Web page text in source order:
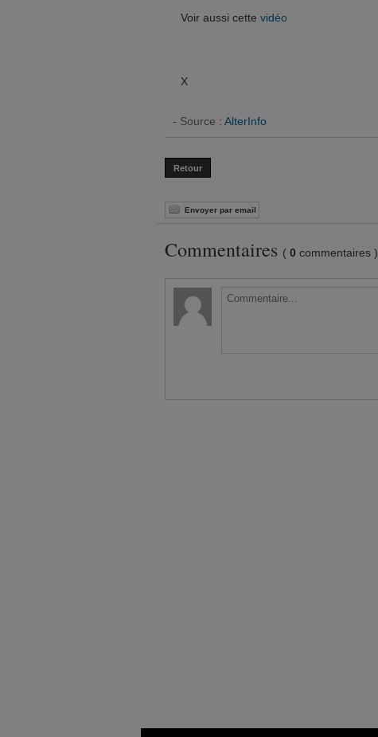
Voir aussi cette vidéo
X
- Source : AlterInfo
Retour
Envoyer par email
Commentaires ( 0 commentaires )